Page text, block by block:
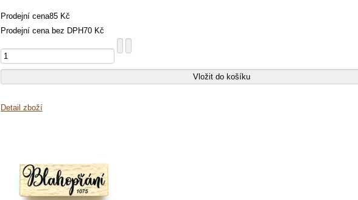
Prodejní cena85 Kč
Prodejní cena bez DPH70 Kč
Detail zboží